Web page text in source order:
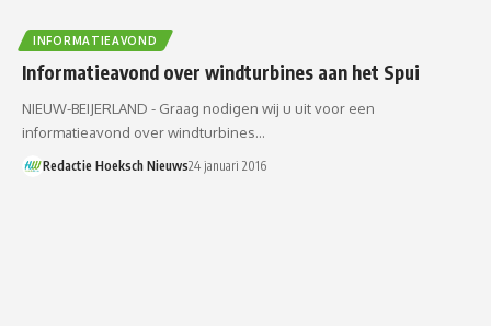
INFORMATIEAVOND
Informatieavond over windturbines aan het Spui
NIEUW-BEIJERLAND - Graag nodigen wij u uit voor een
informatieavond over windturbines…
Redactie Hoeksch Nieuws24 januari 2016